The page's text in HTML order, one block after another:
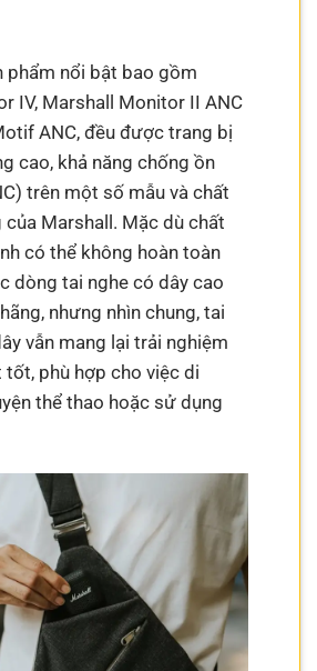
phẩm nổi bật bao gồm
IV, Marshall Monitor II ANC
ANC, đều được trang bị
cao, khả năng chống ồn
trên một số mẫu và chất
Marshall. Mặc dù chất
có thể không hoàn toàn
dòng tai nghe có dây cao
nhưng nhìn chung, tai
vẫn mang lại trải nghiệm
tốt, phù hợp cho việc di
thể thao hoặc sử dụng